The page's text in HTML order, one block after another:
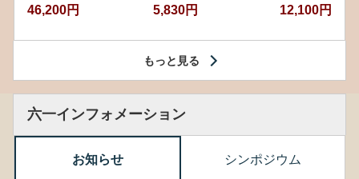
46,200円 5,830円 12,100円
もっと見る
六一インフォメーション
お知らせ シンポジウム